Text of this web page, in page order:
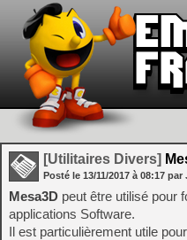
[Utilitaires Divers]
Posté le 13/11/2017 à 08:17 par
Mesa3D peut être utilisé pour
applications Software.
Il est particulièrement utile